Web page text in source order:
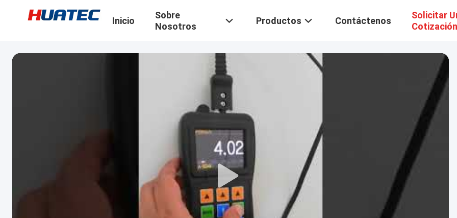
Inicio
Sobre
Nosotros
Productos Contáctenos
Solicitar
Cotización